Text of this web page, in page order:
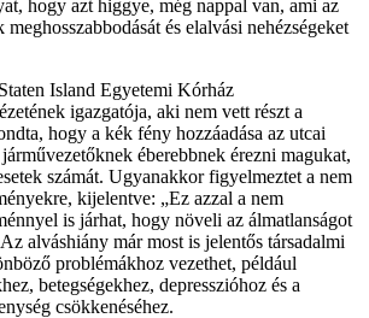
hogy azt higgye, még nappal van, ami az
és elalvási nehézségeket
Island Egyetemi Kórház
igazgatója, aki nem vett részt a
hogy a kék fény hozzáadása az utcai
éberebbnek érezni magukat,
számát. Ugyanakkor figyelmeztet a nem
kijelentve: „Ez azzal a nem
is járhat, hogy növeli az álmatlanságot
alváshiány már most is jelentős társadalmi
problémákhoz vezethet, például
betegségekhez, depresszióhoz és a
csökkenéséhez.